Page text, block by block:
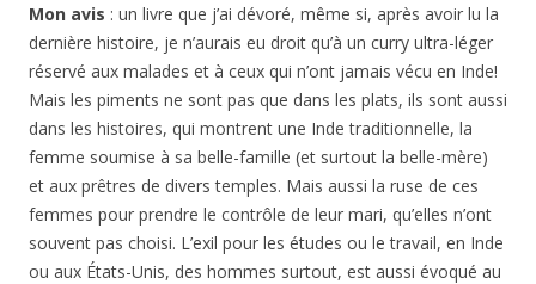
Mon avis : un livre que j’ai dévoré, même si, après avoir lu la
dernière histoire, je n’aurais eu droit qu’à un curry ultra-léger
réservé aux malades et à ceux qui n’ont jamais vécu en Inde!
Mais les piments ne sont pas que dans les plats, ils sont aussi
dans les histoires, qui montrent une Inde traditionnelle, la
femme soumise à sa belle-famille (et surtout la belle-mère)
et aux prêtres de divers temples. Mais aussi la ruse de ces
femmes pour prendre le contrôle de leur mari, qu’elles n’ont
souvent pas choisi. L’exil pour les études ou le travail, en Inde
ou aux États-Unis, des hommes surtout, est aussi évoqué au